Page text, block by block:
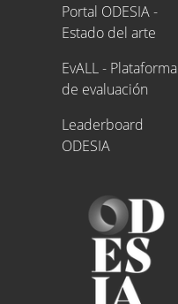
Portal ODESIA -
Estado del arte
EvALL - Plataforma
de evaluación
Leaderboard
ODESIA